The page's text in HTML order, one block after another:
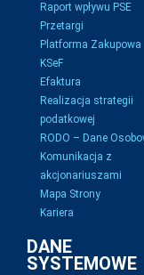
Raport wpływu PSE
Przetargi
Platforma Zakupowa
KSeF
Efaktura
Realizacja strategii
podatkowej
RODO – Dane
Komunikacja z
akcjonariuszami
Mapa Strony
Kariera
DANE
SYSTEMOWE